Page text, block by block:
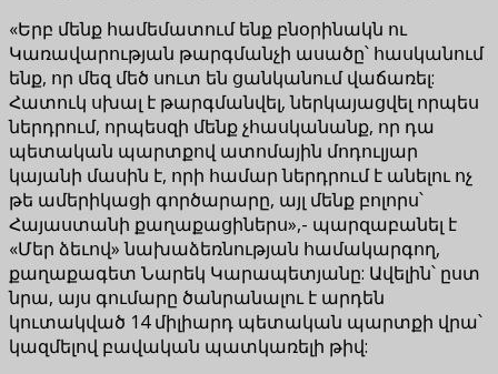
«Երբ մենք համեմատում ենք բնօրինակն ու
Կառավարության թարգմանչի ասածը՝ հասկանում
ենք, որ մեզ մեծ սուտ են ցանկանում վաճառել:
Հատուկ սխալ է թարգմանվել, ներկայացվել որպես
ներդրում, որպեսզի մենք չհասկանանք, որ դա
պետական պարտքով ատոմային մոդուլյար
կայանի մասին է, որի համար ներդրում է անելու ոչ
թե ամերիկացի գործարարը, այլ մենք բոլորս՝
Հայաստանի քաղաքացիներս»,- պարզաբանել է
«Մեր ձեւով» նախաձեռնության համակարգող,
քաղաքագետ Նարեկ Կարապետյանը: Ավելին՝ ըստ
նրա, այս գումարը ծանրանալու է արդեն
կուտակված 14 միլիարդ պետական պարտքի վրա՝
կազմելով բավական պատկառելի թիվ: